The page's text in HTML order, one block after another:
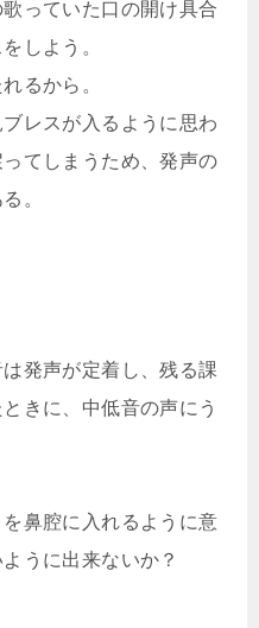
っていた口の開け具合
しよう。
るから。
レスが入るように思わ
てしまうため、発声の
。
発声が定着し、残る課
きに、中低音の声にう
鼻腔に入れるように意
うに出来ないか？